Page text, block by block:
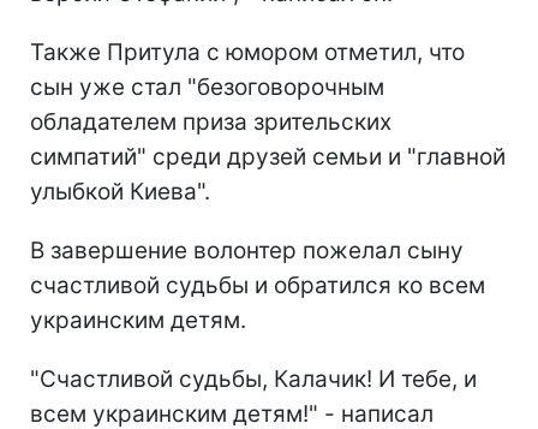
Также Притула с юмором отметил, что
сын уже стал "безоговорочным
обладателем приза зрительских
симпатий" среди друзей семьи и "главной
улыбкой Киева".
В завершение волонтер пожелал сыну
счастливой судьбы и обратился ко всем
украинским детям.
"Счастливой судьбы, Калачик! И тебе, и
всем украинским детям!" - написал